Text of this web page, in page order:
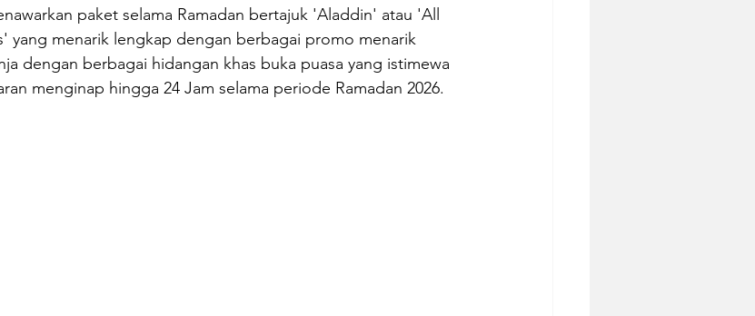
paket selama Ramadan bertajuk 'Aladdin' atau 'All
yang menarik lengkap dengan berbagai promo menarik
dengan berbagai hidangan khas buka puasa yang istimewa
menginap hingga 24 Jam selama periode Ramadan 2026.